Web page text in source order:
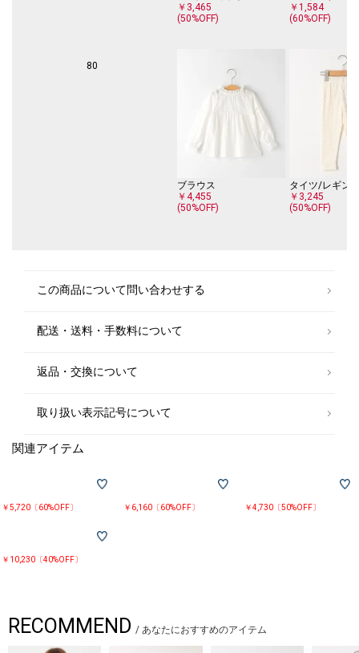
￥3,465
(50%OFF)
￥1,584
(60%OFF)
80
ブラウス
￥4,455
(50%OFF)
タイツ/レギン
￥3,245
(50%OFF)
この商品について問い合わせする
配送・送料・手数料について
返品・交換について
取り扱い表示記号について
関連アイテム
￥5,720〔60%OFF〕 ￥6,160〔60%OFF〕 ￥4,730〔50%OFF〕
￥10,230〔40%OFF〕
RECOMMEND / あなたにおすすめのアイテム